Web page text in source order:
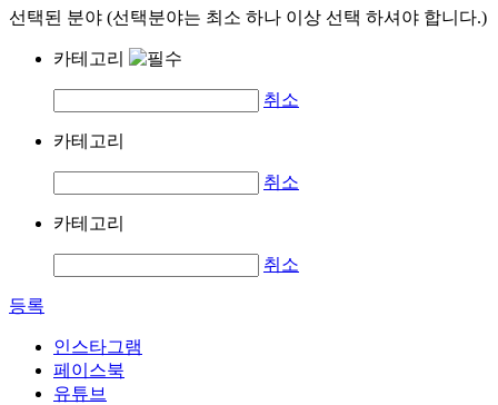
선택된 분야 (선택분야는 최소 하나 이상 선택 하셔야 합니다.)
카테고리
취소
카테고리
취소
카테고리
취소
등록
인스타그램
페이스북
유튜브